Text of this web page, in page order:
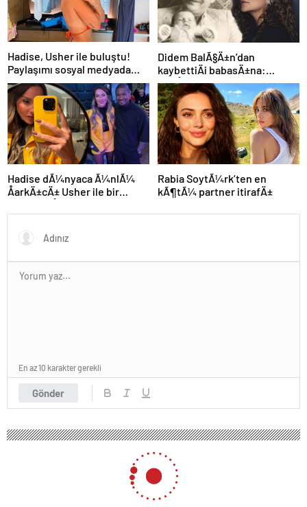
Hadise, Usher ile buluştu!
Paylaşımı sosyal medyada
gündem oldu
Didem BalÃ§Ä±n’dan
kaybettiÄi babasÄ±na:
GidiÅler hep Ã§ok erken
Hadise dÃ¼nyaca Ã¼nlÃ¼
ÅarkÄ±cÄ± Usher ile bir
Rabia SoytÃ¼rk’ten en
kÃ¶tÃ¼ partner itirafÄ±
Gönder
En az 10 karakter gerekli